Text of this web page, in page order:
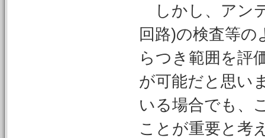
しかし、アン
回路)の検査等
らつき範囲を評
が可能だと思い
いる場合でも、
ことが重要と考